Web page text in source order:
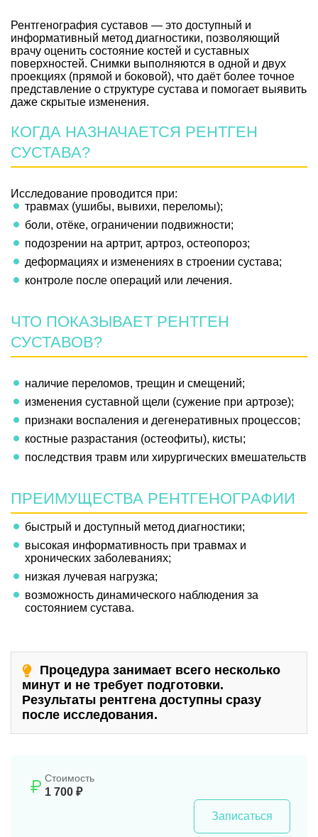
Рентгенография суставов — это доступный и
информативный метод диагностики, позволяющий
врачу оценить состояние костей и суставных
поверхностей. Снимки выполняются в одной и двух
проекциях (прямой и боковой), что даёт более точное
представление о структуре сустава и помогает выявить
даже скрытые изменения.
КОГДА НАЗНАЧАЕТСЯ РЕНТГЕН
СУСТАВА?
Исследование проводится при:
травмах (ушибы, вывихи, переломы);
боли, отёке, ограничении подвижности;
подозрении на артрит, артроз, остеопороз;
деформациях и изменениях в строении сустава;
контроле после операций или лечения.
ЧТО ПОКАЗЫВАЕТ РЕНТГЕН
СУСТАВОВ?
наличие переломов, трещин и смещений;
изменения суставной щели (сужение при артрозе);
признаки воспаления и дегенеративных процессов;
костные разрастания (остеофиты), кисты;
последствия травм или хирургических вмешательств
ПРЕИМУЩЕСТВА РЕНТГЕНОГРАФИИ
быстрый и доступный метод диагностики;
высокая информативность при травмах и
хронических заболеваниях;
низкая лучевая нагрузка;
возможность динамического наблюдения за
состоянием сустава.
Процедура занимает всего несколько
минут и не требует подготовки.
Результаты рентгена доступны сразу
после исследования.
Стоимость
1 700 ₽
Записаться